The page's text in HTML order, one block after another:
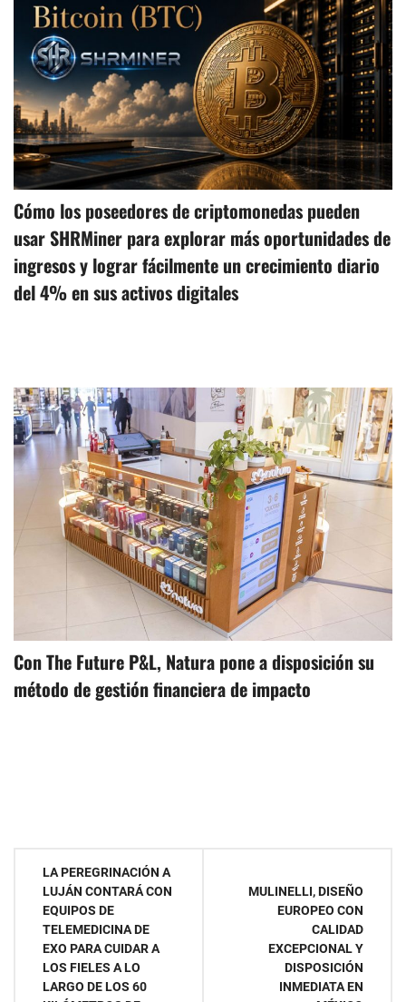
Cómo los poseedores de criptomonedas pueden
usar SHRMiner para explorar más oportunidades de
ingresos y lograr fácilmente un crecimiento diario
del 4% en sus activos digitales
Con The Future P&L, Natura pone a disposición su
método de gestión financiera de impacto
Navegación
entradas
LA PEREGRINACIÓN A
LUJÁN CONTARÁ CON
EQUIPOS DE
TELEMEDICINA DE
EXO PARA CUIDAR A
LOS FIELES A LO
LARGO DE LOS 60
MULINELLI, DISEÑO
EUROPEO CON
CALIDAD
EXCEPCIONAL Y
DISPOSICIÓN
INMEDIATA EN